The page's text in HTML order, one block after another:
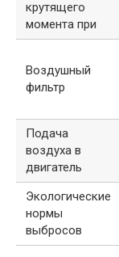
крутящего
момента при
Воздушный
фильтр
Подача
воздуха в
двигатель
Экологические
нормы
выбросов